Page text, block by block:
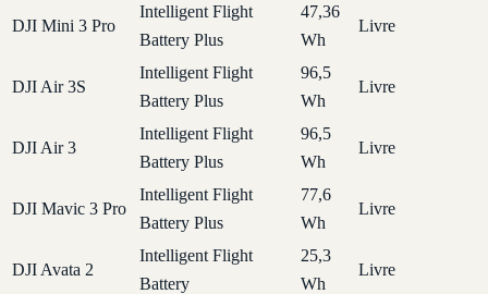
DJI Mini 3 Pro
Intelligent Flight
Battery Plus
47,36
Wh
Livre
DJI Air 3S
Intelligent Flight
Battery Plus
96,5
Wh
Livre
DJI Air 3
Intelligent Flight
Battery Plus
96,5
Wh
Livre
DJI Mavic 3 Pro
Intelligent Flight
Battery Plus
77,6
Wh
Livre
DJI Avata 2
Intelligent Flight
Battery
25,3
Wh
Livre